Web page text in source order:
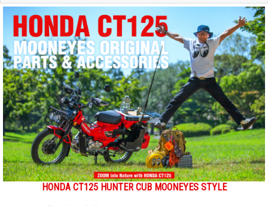
HONDA CT125 HUNTER CUB MOONEYES STYLE